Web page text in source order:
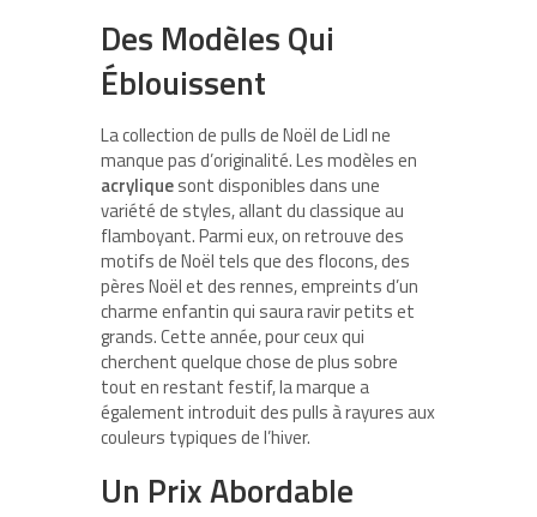
Des Modèles Qui
Éblouissent
La collection de pulls de Noël de Lidl ne
manque pas d’originalité. Les modèles en
acryliquesont disponibles dans une
variété de styles, allant du classique au
flamboyant. Parmi eux, on retrouve des
motifs de Noël tels que des flocons, des
pères Noël et des rennes, empreints d’un
charme enfantin qui saura ravir petits et
grands. Cette année, pour ceux qui
cherchent quelque chose de plus sobre
tout en restant festif, la marque a
également introduit des pulls à rayures aux
couleurs typiques de l’hiver.
Un Prix Abordable